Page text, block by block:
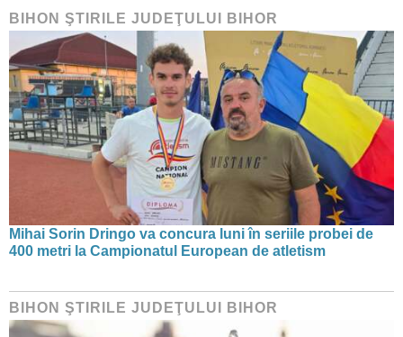
BIHON ŞTIRILE JUDEŢULUI BIHOR
Mihai Sorin Dringo va concura luni în seriile probei de
400 metri la Campionatul European de atletism
BIHON ŞTIRILE JUDEŢULUI BIHOR